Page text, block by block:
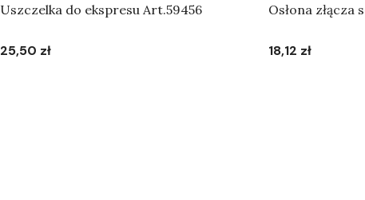
Uszczelka do ekspresu Art.59456
Cena
25,50 zł
Osłona
Cena
18,12 zł